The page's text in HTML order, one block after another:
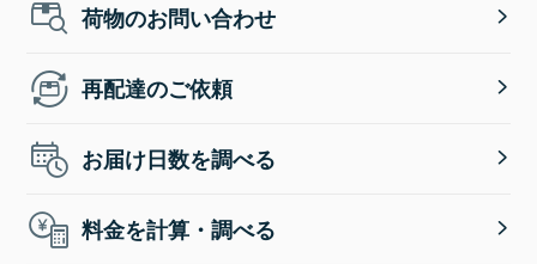
荷物のお問い合わせ
再配達のご依頼
お届け日数を調べる
料金を計算・調べる